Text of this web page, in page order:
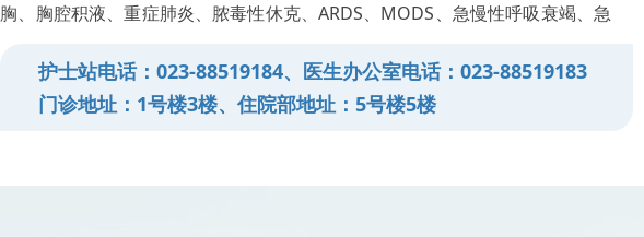
胸、胸腔积液、重症肺炎、脓毒性休克、ARDS、MODS、急慢性呼吸衰竭、急
护士站电话：023-88519184、医生办公室电话：023-88519183
门诊地址：1号楼3楼、住院部地址：5号楼5楼